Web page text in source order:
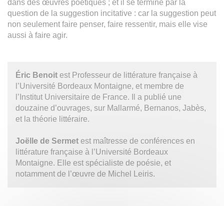
dans des œuvres poétiques ; et il se termine par la
question de la suggestion incitative : car la suggestion peut
non seulement faire penser, faire ressentir, mais elle vise
aussi à faire agir.
Éric Benoit est Professeur de littérature française à
l’Université Bordeaux Montaigne, et membre de
l’Institut Universitaire de France. Il a publié une
douzaine d’ouvrages, sur Mallarmé, Bernanos, Jabès,
et la théorie littéraire.
Joëlle de Sermet est maîtresse de conférences en
littérature française à l’Université Bordeaux
Montaigne. Elle est spécialiste de poésie, et
notamment de l’œuvre de Michel Leiris.